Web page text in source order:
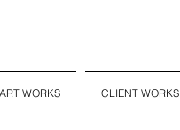
ART WORKS CLIENT WORKS